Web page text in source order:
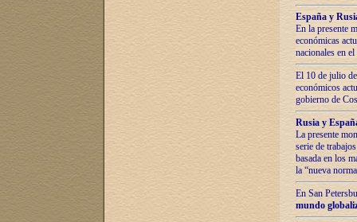
España y
En la presente
económicas
nacionales en
El 10 de julio
económicos
gobierno de
Rusia y
La presente
serie de
basada en los
la “nueva
En San
mundo